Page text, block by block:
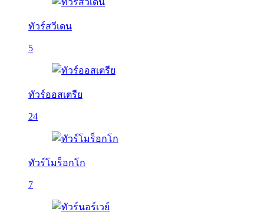
ทัวร์สวีเดน
5
ทัวร์ออสเตรีย
24
ทัวร์โมร็อกโก
7